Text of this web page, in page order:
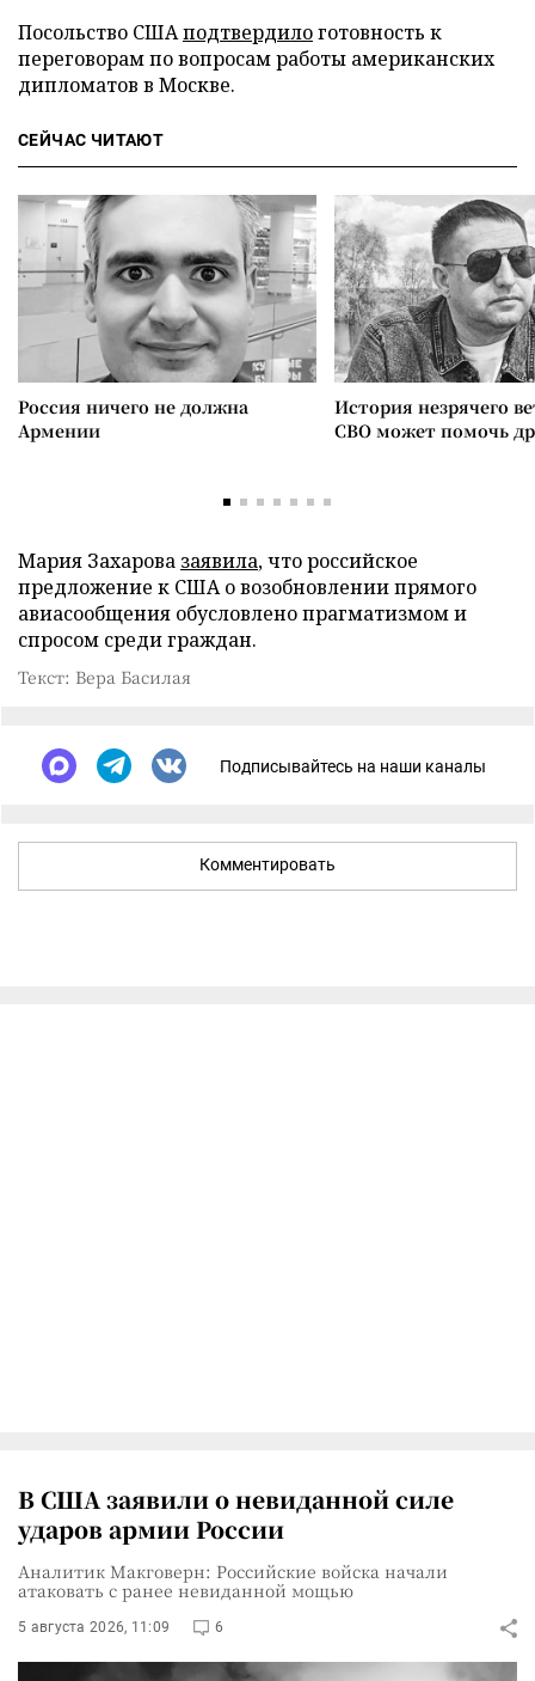
Посольство СШАподтвердилоготовность к
переговорам по вопросам работы американских
дипломатов в Москве.
СЕЙЧАС ЧИТАЮТ
Россия ничего не должна
Армении
История незрячего
СВО может помочь
Мария Захарова заявила, что российское
предложение к США о возобновлении прямого
авиасообщения обусловлено прагматизмом и
спросом среди граждан.
Текст: Вера Басилая
Подписывайтесь на наши каналы
Комментировать
В США заявили о невиданной силе
ударов армии России
Аналитик Макговерн: Российские войска начали
атаковать с ранее невиданной мощью
5 августа 2026, 11:09 6